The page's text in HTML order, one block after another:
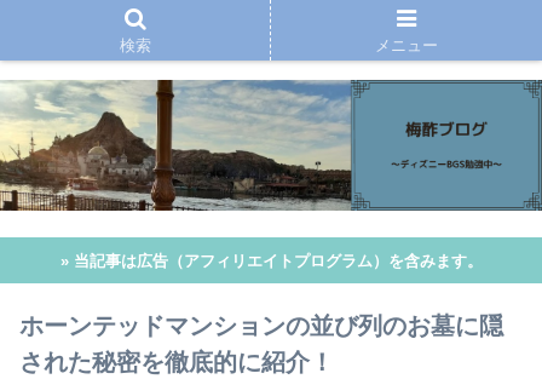
» 当記事は広告（アフィリエイトプログラム）を含みます。
ホーンテッドマンションの並び列のお墓に隠
された秘密を徹底的に紹介！
検索 メニュー